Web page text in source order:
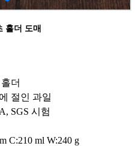
홀더 도매
더
절인 과일
SGS 시험
C:210 ml W:240 g